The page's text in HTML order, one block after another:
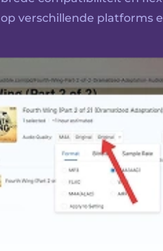
op verschillende platforms